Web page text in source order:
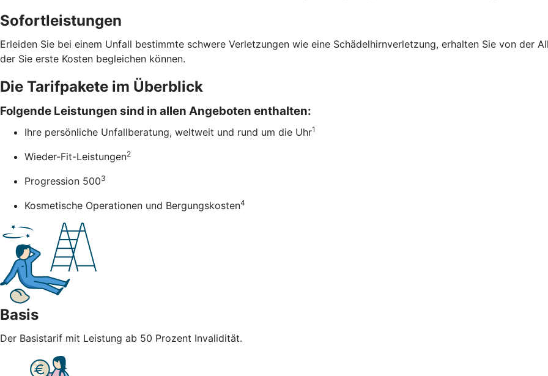
Sofortleistungen
Erleiden Sie bei einem Unfall bestimmte schwere Verletzungen wie eine Schädelhirnverletzung, erhalten Sie von der
der Sie erste Kosten begleichen können.
Die Tarifpakete im Überblick
Folgende Leistungen sind in allen Angeboten enthalten:
Ihre persönliche Unfallberatung, weltweit und rund um die Uhr1
Wieder-Fit-Leistungen2
Progression 5003
Kosmetische Operationen und Bergungskosten4
Basis
Der Basistarif mit Leistung ab 50 Prozent Invalidität.